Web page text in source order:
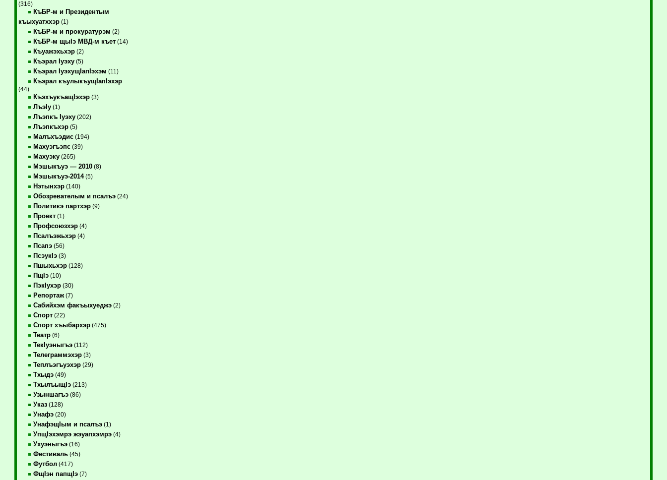
(316)
КъБР-м и Президентым
къыхуатххэр(1)
КъБР-м и прокуратурэм (2)
КъБР-м щыIэ МВД-м къет(14)
Къуажэхьхэр(2)
Къэрал Iуэху(5)
Къэрал IуэхущIапIэхэм (11)
Къэрал къулыкъущIапIэхэр
(44)
КъэхъукъащIэхэр(3)
ЛъэIу(1)
Лъэпкъ Iуэху(202)
Лъэпкъхэр(5)
Малъхъэдис(194)
Махуэгъэпс(39)
Махуэку(265)
Мэшыкъуэ — 2010(8)
Мэшыкъуэ-2014(5)
Нэтынхэр(140)
Обозревателым и псалъэ(24)
Политикэ партхэр(9)
Проект(1)
Профсоюзхэр(4)
Псалъэжьхэр(4)
Псапэ(56)
ПсэукIэ(3)
Пшыхьхэр(128)
ПщIэ(10)
ПэкIухэр(30)
Репортаж(7)
Сабийхэм факъыхуеджэ(2)
Спорт(22)
Спорт хъыбархэр(475)
Театр(6)
ТекIуэныгъэ(112)
Телеграммэхэр(3)
Теплъэгъуэхэр(29)
Тхыдэ(49)
ТхылъыщIэ(213)
Узыншагъэ(86)
Указ(128)
Унафэ(20)
УнафэщIым и псалъэ(1)
УпщIэхэмрэ жэуапхэмрэ(4)
Ухуэныгъэ(16)
Фестиваль(45)
Футбол(417)
ФщIэн папщIэ(7)